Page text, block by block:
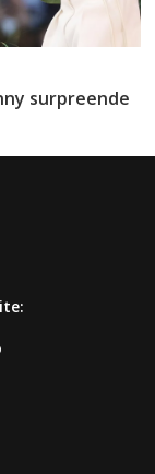
surpreende